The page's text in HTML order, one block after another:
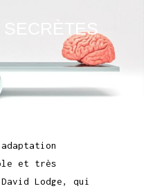
SECRÈTES
et très
Lodge, qui